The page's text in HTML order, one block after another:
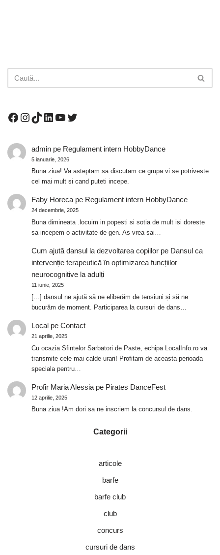
adminpe Regulament intern HobbyDance
5 ianuarie, 2026
Buna ziua! Va asteptam sa discutam ce grupa vi se potriveste
cel mai mult si cand puteti incepe.
Faby Horecape Regulament intern HobbyDance
24 decembrie, 2025
Buna dimineata .locuim in popesti si sotia de mult isi doreste
sa incepem o activitate de gen. As vrea sai…
Cum ajută dansul la dezvoltarea copiilorpe Dansul ca
intervenție terapeutică în optimizarea funcțiilor
neurocognitive la adulți
11 iunie, 2025
[…] dansul ne ajută să ne eliberăm de tensiuni și să ne
bucurăm de moment. Participarea la cursuri de dans…
Localpe Contact
21 aprilie, 2025
Cu ocazia Sfintelor Sarbatori de Paste, echipa LocalInfo.ro va
transmite cele mai calde urari! Profitam de aceasta perioada
speciala pentru…
Profir Maria Alessiape Pirates DanceFest
12 aprilie, 2025
Buna ziua !Am dori sa ne inscriem la concursul de dans.
Categorii
articole
barfe
barfe club
club
concurs
cursuri de dans